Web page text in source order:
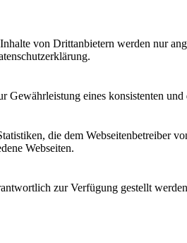
von Drittanbietern werden nur
eines konsistenten und
die dem Webseitenbetreiber
Webseiten.
zur Verfügung gestellt